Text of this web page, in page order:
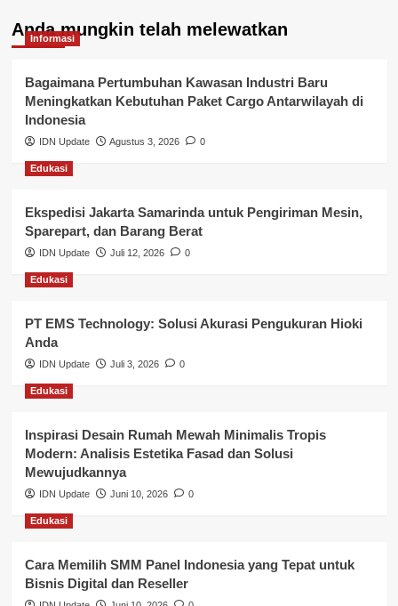
Kepegawaian & ASN Banyuasin
Kesehatan
Keuangan
Lalu Lintas
Layanan Publik Kabupaten Banyuasin
Nasional
Pemerintahan
Pendidikan
Perbankan & Keuangan
Perpajakan & Keuangan
Profil Wilayah Banyuasin
Sosial & Budaya
Sosial & Kesejahteraan
Anda mungkin telah melewatkan
Informasi
Bagaimana Pertumbuhan Kawasan Industri Baru
Meningkatkan Kebutuhan Paket Cargo Antarwilayah di
Indonesia
IDN Update Agustus 3, 2026 0
Edukasi
Ekspedisi Jakarta Samarinda untuk Pengiriman Mesin,
Sparepart, dan Barang Berat
IDN Update Juli 12, 2026 0
Edukasi
PT EMS Technology: Solusi Akurasi Pengukuran Hioki
Anda
IDN Update Juli 3, 2026 0
Edukasi
Inspirasi Desain Rumah Mewah Minimalis Tropis
Modern: Analisis Estetika Fasad dan Solusi
Mewujudkannya
IDN Update Juni 10, 2026 0
Edukasi
Cara Memilih SMM Panel Indonesia yang Tepat untuk
Bisnis Digital dan Reseller